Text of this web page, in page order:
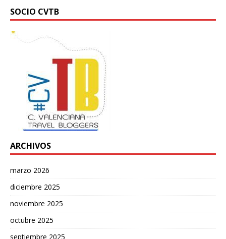
SOCIO CVTB
ARCHIVOS
marzo 2026
diciembre 2025
noviembre 2025
octubre 2025
septiembre 2025